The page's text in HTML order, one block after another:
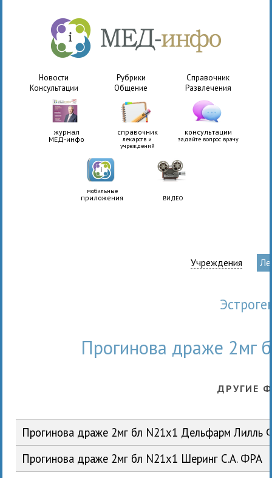
Новости Рубрики
Справочник
Консультации
Общение Развлечения
журнал
МЕД-инфо
справочник
лекарств и
учреждений
консультации
задайте вопрос врачу
мобильные
приложения ВИДЕО
Учреждения
Прогинова драже 2мг
ДРУГИЕ
Прогинова драже 2мг бл N21x1 Дельфарм Лилль
Прогинова драже 2мг бл N21x1 Шеринг С.А. ФРА